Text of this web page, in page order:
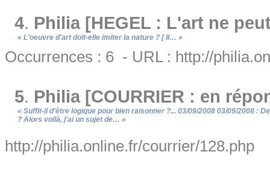
4. Philia [HEGEL : L'art ne
« L'oeuvre d'art doit-elle imiter la nature ? [ II… »
Occurrences : 6 - URL : http://
5. Philia [COURRIER : en
« Suffit-il d'être logique pour bien raisonner ?... 03/09/2008 03/09/2008 :
? Alors voilà, j'ai un sujet de… »
http://philia.online.fr/courrier/128.php